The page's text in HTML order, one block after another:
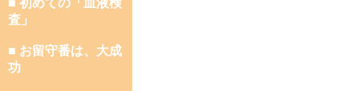
■ 初めての「血液検
査」
■ お留守番は、大成
功